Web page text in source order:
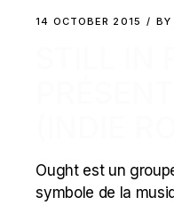
14 OCTOBER 2015 BY
Ought est un
symbole de la